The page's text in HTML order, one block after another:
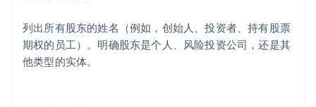
列出所有股东的姓名（例如，创始人、投资者、持有股票
期权的员工）。明确股东是个人、风险投资公司，还是其
他类型的实体。